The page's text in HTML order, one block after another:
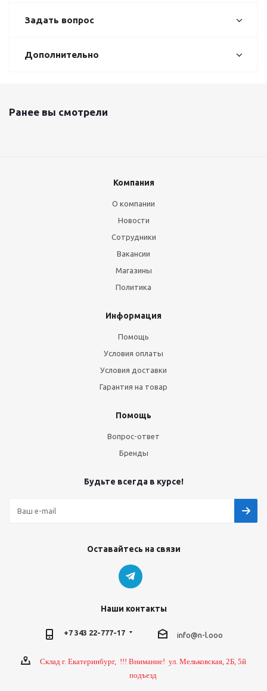
Задать вопрос
Дополнительно
Ранее вы смотрели
Компания
О компании
Новости
Сотрудники
Вакансии
Магазины
Политика
Информация
Помощь
Условия оплаты
Условия доставки
Гарантия на товар
Помощь
Вопрос-ответ
Бренды
Будьте всегда в курсе!
Оставайтесь на связи
Наши контакты
+7 343 22-777-17 info@n-l.ooo
Склад г. Екатеринбург, !!! Внимание! ул. Мельковская, 2Б, 5й
подъезд